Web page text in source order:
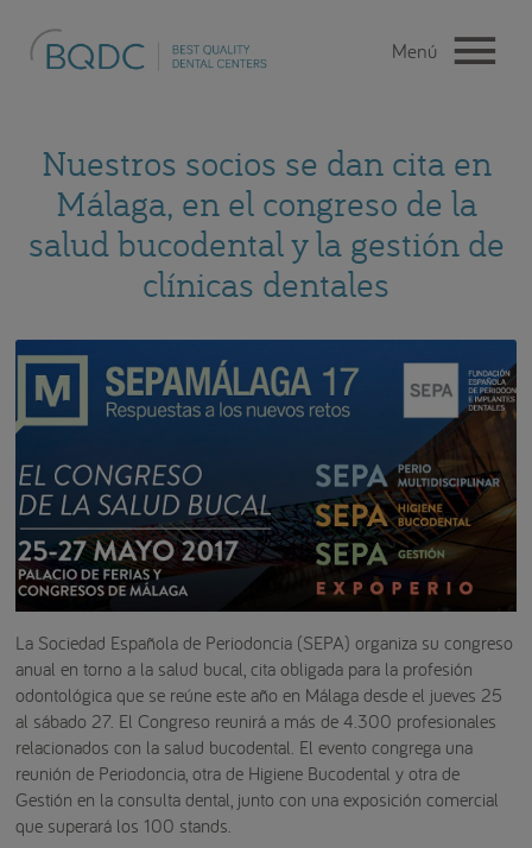
Nuestros socios se dan cita en
Málaga, en el congreso de la
salud bucodental y la gestión de
clínicas dentales
La Sociedad Española de Periodoncia (SEPA) organiza su congreso
anual en torno a la salud bucal, cita obligada para la profesión
odontológica que se reúne este año en Málaga desde el jueves 25
al sábado 27. El Congreso reunirá a más de 4.300 profesionales
relacionados con la salud bucodental. El evento congrega una
reunión de Periodoncia, otra de Higiene Bucodental y otra de
Gestión en la consulta dental, junto con una exposición comercial
que superará los 100 stands.